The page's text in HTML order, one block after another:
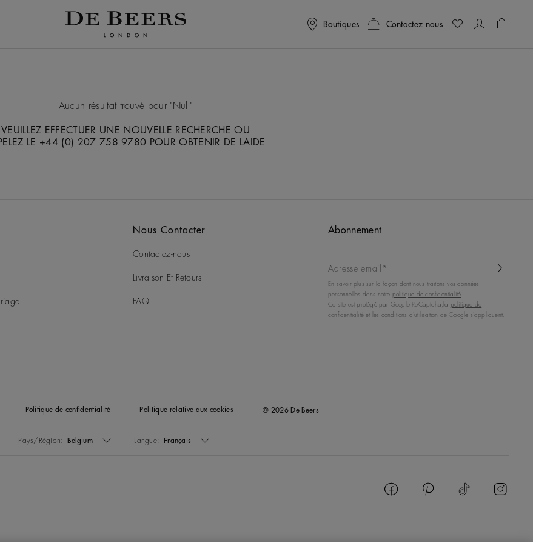
Boutiques Contactez nous
Aucun résultat trouvé pour Null
VEUILLEZ EFFECTUER UNE NOUVELLE RECHERCHE OU
LE +44 (0) 207 758 9780 POUR OBTENIR DE LAIDE
Nous Contacter
Contactez-nous
Livraison Et Retours
FAQ
Abonnement
Adresse email*
En savoir plus sur la façon dont nous traitons vos données
personnelles dans notre politique de confidentialité.
Ce site est protégé par Google ReCaptcha,la politique de
confidentialité et les conditions d'utilisation de Google s'appliquent.
Politique de confidentialité Politique relative aux cookies © 2026 De Beers
Pays/Région: Belgium Langue: Français